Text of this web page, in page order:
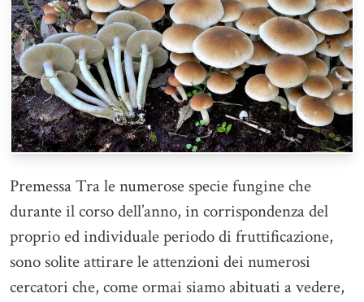
Premessa Tra le numerose specie fungine che
durante il corso dell’anno, in corrispondenza del
proprio ed individuale periodo di fruttificazione,
sono solite attirare le attenzioni dei numerosi
cercatori che, come ormai siamo abituati a vedere,